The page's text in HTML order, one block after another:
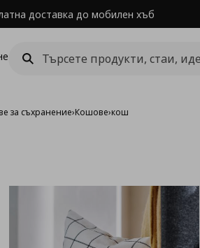
доставка до мобилен хъб
за съхранение›Кошове›кош